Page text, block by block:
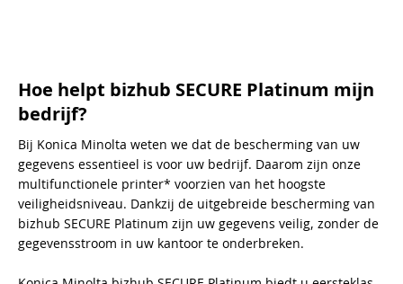
Hoe helpt bizhub SECURE Platinum mijn
bedrijf?
Bij Konica Minolta weten we dat de bescherming van uw
gegevens essentieel is voor uw bedrijf. Daarom zijn onze
multifunctionele printer* voorzien van het hoogste
veiligheidsniveau. Dankzij de uitgebreide bescherming van
bizhub SECURE Platinum zijn uw gegevens veilig, zonder de
gegevensstroom in uw kantoor te onderbreken.